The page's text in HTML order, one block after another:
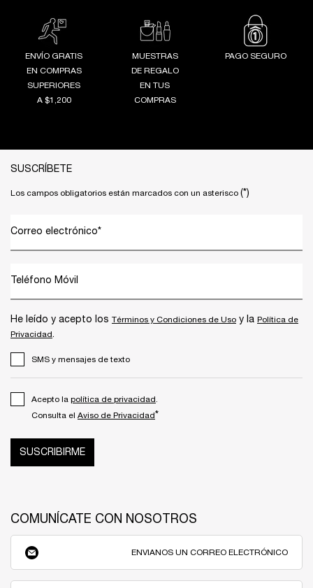
ENVÍO GRATIS
EN COMPRAS
SUPERIORES
A $1,200
MUESTRAS
DE REGALO
EN TUS
COMPRAS
PAGO SEGURO
SUSCRÍBETE
Los campos obligatorios están marcados con un asterisco (*)
Correo electrónico*
Teléfono Móvil
He leído y acepto los Términos y Condiciones de Uso y la Política de
Privacidad.
SMS y mensajes de texto
Acepto la política de privacidad.
Consulta el Aviso de Privacidad*
SUSCRIBIRME
COMUNÍCATE CON NOSOTROS
ENVIANOS UN CORREO ELECTRÓNICO